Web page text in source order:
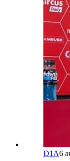
D1A6